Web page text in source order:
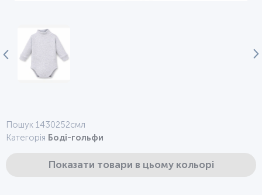
Пошук 1430252смл
Категорія Боді-гольфи
Показати товари в цьому кольорі